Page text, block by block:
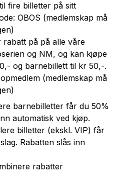
fire billetter på sitt
OBOS (medlemskap må
rabatt på på alle våre
og NM, og kan kjøpe
og barnebillett til kr 50,-.
(medlemskap må
barnebilletter får du 50%
automatisk ved kjøp.
billetter (ekskl. VIP) får
Rabatten slås inn
rabatter